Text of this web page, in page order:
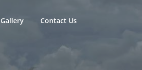
Gallery Contact Us